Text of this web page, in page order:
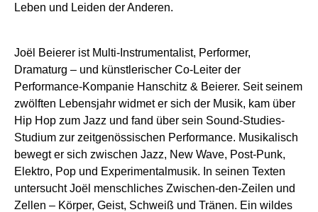
Leben und Leiden der Anderen.
Joël Beierer ist Multi-Instrumentalist, Performer,
Dramaturg – und künstlerischer Co-Leiter der
Performance-Kompanie Hanschitz & Beierer. Seit seinem
zwölften Lebensjahr widmet er sich der Musik, kam über
Hip Hop zum Jazz und fand über sein Sound-Studies-
Studium zur zeitgenössischen Performance. Musikalisch
bewegt er sich zwischen Jazz, New Wave, Post-Punk,
Elektro, Pop und Experimentalmusik. In seinen Texten
untersucht Joël menschliches Zwischen-den-Zeilen und
Zellen – Körper, Geist, Schweiß und Tränen. Ein wildes